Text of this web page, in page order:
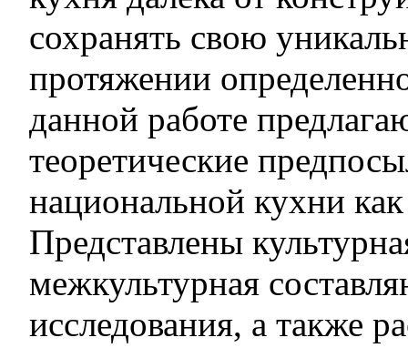
сохранять свою
протяжении
данной работе
теоретические
национальной кухни
Представлены
межкультурная
исследования, а также